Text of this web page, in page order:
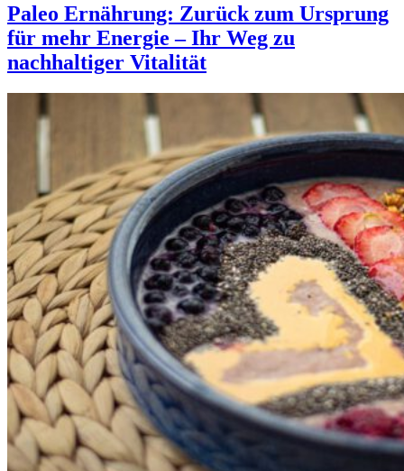
Paleo Ernährung: Zurück zum Ursprung
für mehr Energie – Ihr Weg zu
nachhaltiger Vitalität